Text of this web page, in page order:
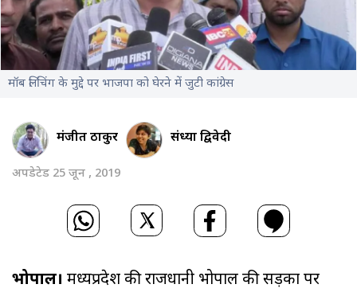
मॉब लिंचिंग के मुद्दे पर भाजपा को घेरने में जुटी कांग्रेस
मंजीत ठाकुर संध्या द्विवेदी
अपडेटेड 25 जून , 2019
भोपाल। मध्यप्रदेश की राजधानी भोपाल की सड़कों पर